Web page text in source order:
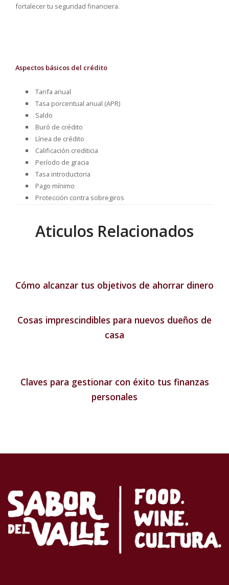
fortalecer tu seguridad financiera.
Aspectos básicos del crédito
Tarifa anual
Tasa porcentual anual (APR)
Saldo
Buró de crédito
Línea de crédito
Calificación crediticia
Período de gracia
Tasa introductoria
Pago mínimo
Protección contra sobregiros
Aticulos Relacionados
Cómo alcanzar tus objetivos de ahorrar dinero
Cosas imprescindibles para nuevos dueños de
casa
Claves para gestionar con éxito tus finanzas
personales